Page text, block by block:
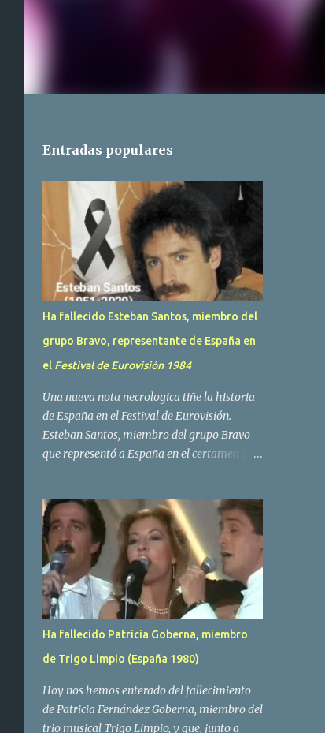
Entradas populares
Ha fallecido Esteban Santos, miembro del
grupo Bravo, representante de España en
el Festival de Eurovisión 1984
Una nueva nota necrologica tiñe la historia
de España en el Festival de Eurovisión.
Esteban Santos, miembro del grupo Bravo
que representó a España en el certamen del
su compañera y principal vocalista en la
formación musical, Amaya Saizar, la que ha
dado a conocer la noticia al publico a traves
de las redes sociales. Nacido en Tolosa en
1951, durante su epoca universitaria en la
carrera de empresariales conoció al
estudiante de medicina Luis Villar,
comenzando a actuar juntos,Santos a la
guitarra y Villar al piano, sin atreverse a dar
esto cambió gracias a la propia Amaia
Saizar, que tras su abandono de Trigo
Ha fallecido Patricia Goberna, miembro
de Trigo Limpio (España 1980)
Hoy nos hemos enterado del fallecimiento
de Patricia Fernández Goberna, miembro del
trio musical Trigo Limpio, y que, junto a